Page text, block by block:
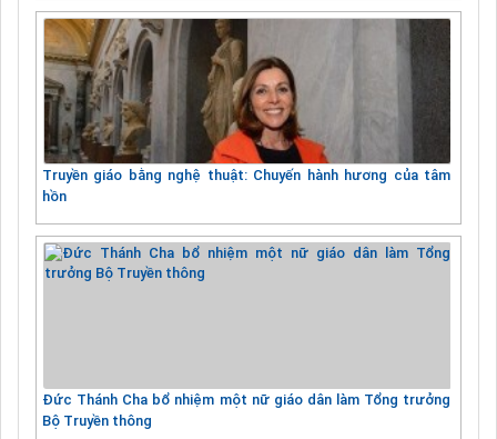
Truyền giáo bằng nghệ thuật: Chuyến hành hương của tâm
hồn
Đức Thánh Cha bổ nhiệm một nữ giáo dân làm Tổng trưởng
Bộ Truyền thông